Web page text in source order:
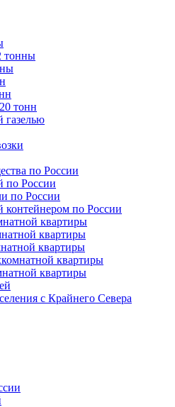
тонны
тонн
газелью
по России
по России
по России
контейнером по России
квартиры
квартиры
квартиры
квартиры
квартиры
с Крайнего Севера